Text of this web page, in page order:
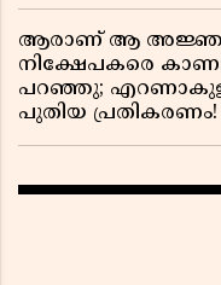
ആരാണ് ആ
നിക്ഷേപകരെ
പറഞ്ഞു;
പുതിയ പ്രതികരണം!